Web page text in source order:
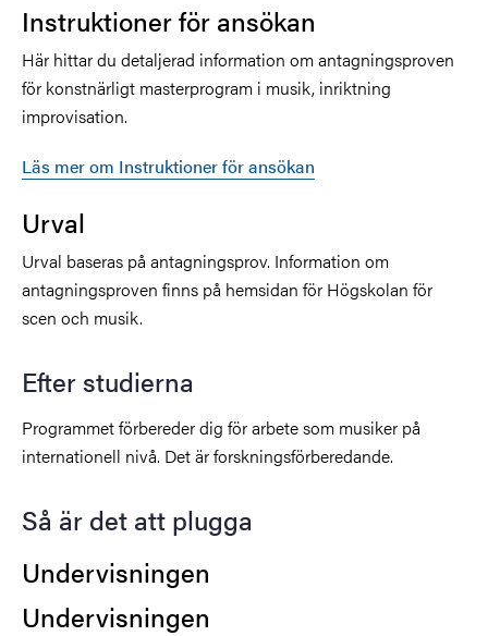
Instruktioner för ansökan
Här hittar du detaljerad information om antagningsproven
för konstnärligt masterprogram i musik, inriktning
improvisation.
Läs mer om Instruktioner för ansökan
Urval
Urval baseras på antagningsprov. Information om
antagningsproven finns på hemsidan för Högskolan för
scen och musik.
Efter studierna
Programmet förbereder dig för arbete som musiker på
internationell nivå. Det är forskningsförberedande.
Så är det att plugga
Undervisningen
Undervisningen